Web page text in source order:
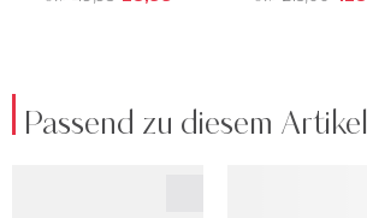
Passend zu diesem Artikel